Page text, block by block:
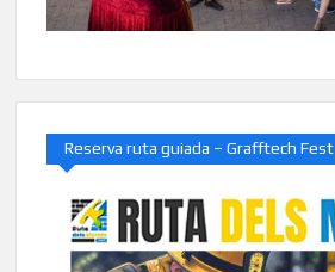
Reserva ruta guiada – Grafftech Fest